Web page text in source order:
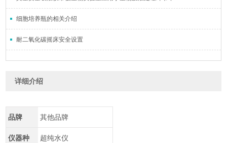
细胞培养瓶的相关介绍
耐二氧化碳摇床安全设置
详细介绍
品牌 其他品牌
仪器种
超纯水仪